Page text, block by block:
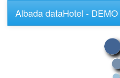
Albada dataHotel - DEMO